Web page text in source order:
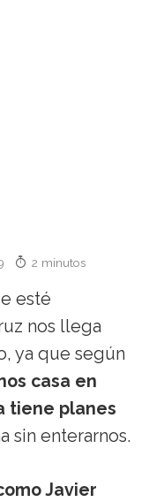
2 minutos
esté
nos llega
ya que según
casa en
tiene planes
sin enterarnos.
Javier